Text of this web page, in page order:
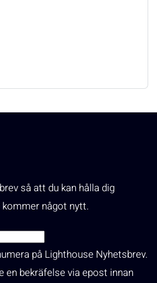
så att du kan hålla dig
något nytt.
på Lighthouse Nyhetsbrev.
en bekräfelse via epost innan